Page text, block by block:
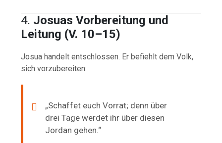
4. Josuas Vorbereitung und
Leitung (V. 10–15)
Josua handelt entschlossen. Er befiehlt dem Volk,
sich vorzubereiten:
„Schaffet euch Vorrat; denn über
drei Tage werdet ihr über diesen
Jordan gehen.“